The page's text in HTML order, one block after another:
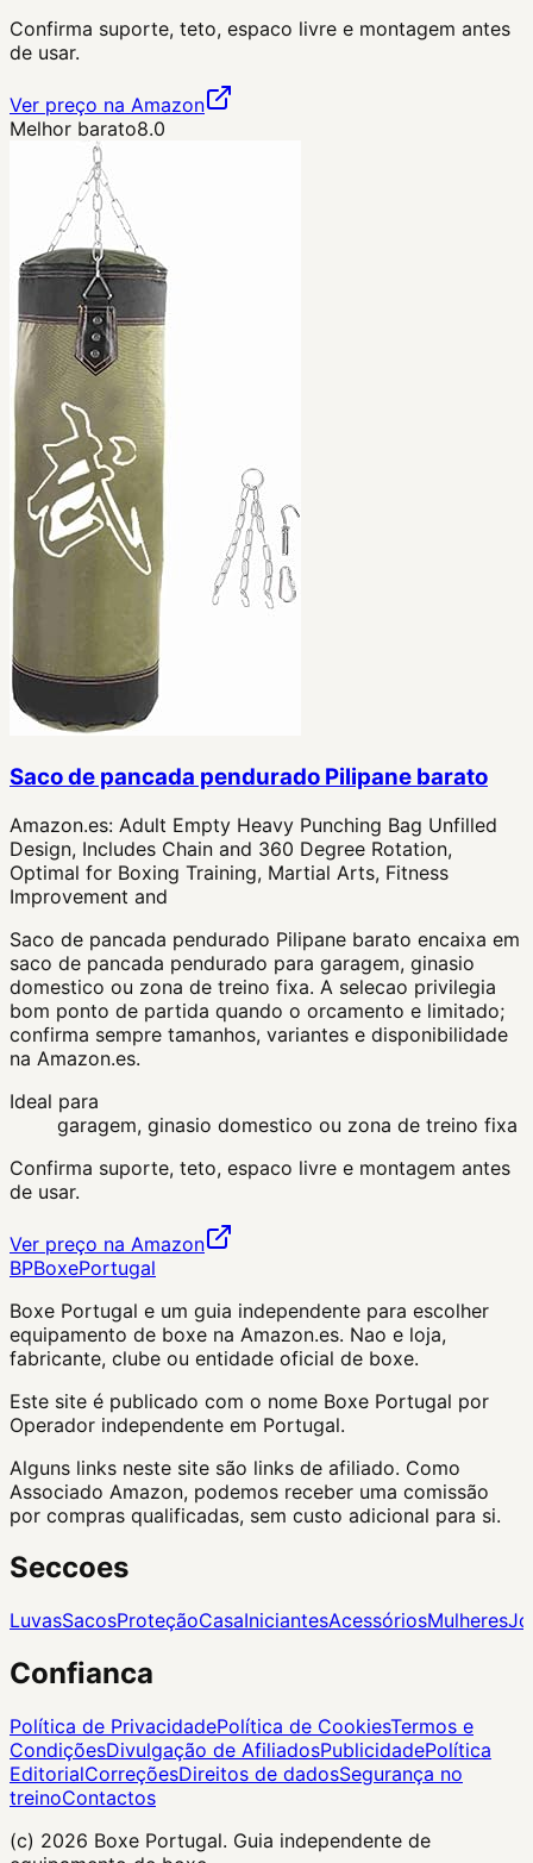
Confirma suporte, teto, espaco livre e montagem antes
de usar.
Ver preço na Amazon
Melhor barato8.0
Saco de pancada pendurado Pilipane barato
Amazon.es: Adult Empty Heavy Punching Bag Unfilled
Design, Includes Chain and 360 Degree Rotation,
Optimal for Boxing Training, Martial Arts, Fitness
Improvement and
Saco de pancada pendurado Pilipane barato encaixa em
saco de pancada pendurado para garagem, ginasio
domestico ou zona de treino fixa. A selecao privilegia
bom ponto de partida quando o orcamento e limitado;
confirma sempre tamanhos, variantes e disponibilidade
na Amazon.es.
Ideal para
garagem, ginasio domestico ou zona de treino fixa
Confirma suporte, teto, espaco livre e montagem antes
de usar.
Ver preço na Amazon
BPBoxePortugal
Boxe Portugal e um guia independente para escolher
equipamento de boxe na Amazon.es. Nao e loja,
fabricante, clube ou entidade oficial de boxe.
Este site é publicado com o nome Boxe Portugal por
Operador independente em Portugal.
Alguns links neste site são links de afiliado. Como
Associado Amazon, podemos receber uma comissão
por compras qualificadas, sem custo adicional para si.
Seccoes
LuvasSacosProteçãoCasaIniciantesAcessóriosMulheres
Confianca
Política de PrivacidadePolítica de CookiesTermos e
CondiçõesDivulgação de AfiliadosPublicidadePolítica
EditorialCorreçõesDireitos de dadosSegurança no
treinoContactos
(c) 2026 Boxe Portugal. Guia independente de